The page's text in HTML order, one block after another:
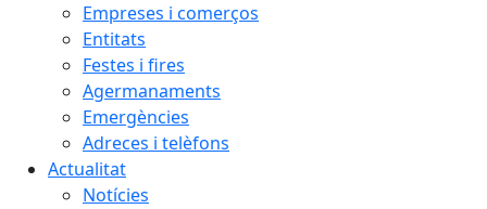
Empreses i comerços
Entitats
Festes i fires
Agermanaments
Emergències
Adreces i telèfons
Actualitat
Notícies